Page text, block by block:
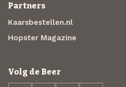
Partners
Kaarsbestellen.nl
Hopster Magazine
Volg de Beer